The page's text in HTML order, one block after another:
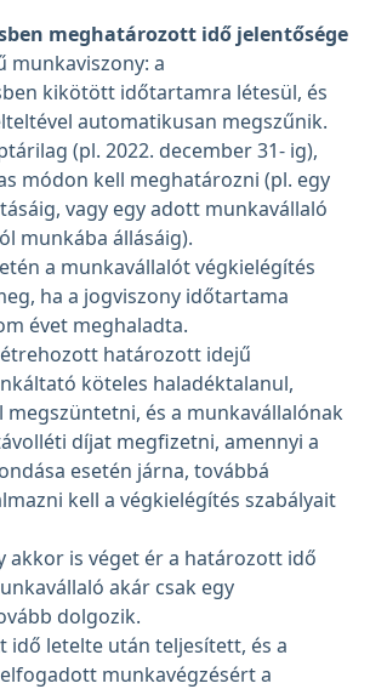
meghatározott idő jelentősége
munkaviszony: a
kikötött időtartamra létesül, és
automatikusan megszűnik.
(pl. 2022. december 31- ig),
módon kell meghatározni (pl. egy
vagy egy adott munkavállaló
munkába állásáig).
a munkavállalót végkielégítés
ha a jogviszony időtartama
évet meghaladta.
határozott idejű
köteles haladéktalanul,
megszüntetni, és a munkavállalónak
díjat megfizetni, amennyi a
esetén járna, továbbá
kell a végkielégítés szabályait
akkor is véget ér a határozott idő
akár csak egy
dolgozik.
idő letelte után teljesített, és a
munkavégzésért a